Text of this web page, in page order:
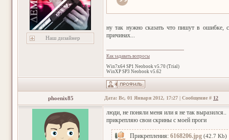
Наш дизайнер
ну так нужно сказать что пишут в ошибке,
причинах...
Как задавать вопросы
Win7x64 SP1 Neobook v5.70 (Trial)
WinXP SP3 Neobook v5.62
phoenix85 Дата: Вс, 01 Января 2012, 17:27 | Сообщение # 12
люди, не поняли меня или я не так выразился..
прикрепляю свои скрины с моей проги
Прикрепления: 6168206.jpg (42.7 Kb)